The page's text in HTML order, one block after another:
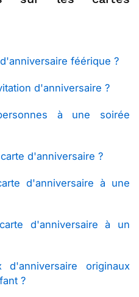
féérique ?
d'anniversaire ?
à une soirée
d'anniversaire ?
d'anniversaire à une
d'anniversaire à un
originaux
?